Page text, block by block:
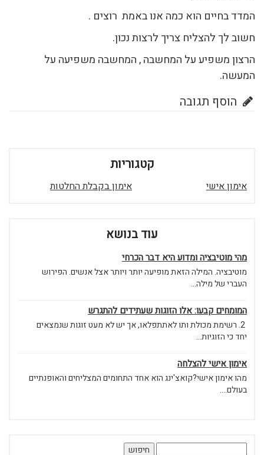
המדד בחיים הוא כמה אנו באמת רוצים .
חשוב לך להצליח צריך לרצות נכון.
הרצון משפיע על המחשבה , המחשבה משפיעה על
המעשה.
הוסף תגובה
קטגוריות
אימון אישי אימון בקבלת החלטות
עוד בנושא
מהי מוטיבציה ומדוע היא דבר הכרחי
מוטיבציה. המילה הזאת מופיעה יותר ויותר אצל אנשים. הפירוש
העברי של מילה...
המומחים קבעו: אלו הזוגות שעתידים להתגרש
2. רשימת מכולת ותו לאתתפלאו, אך יש לא מעט זוגות שנמצאים
יחד כי הזוגיות...
אימון אישי להצלחה
מהו אימון אישי?קואצ'ינג הוא אחד התחומים המצליחים והאופנתיים
בעולם....
חיפוש: